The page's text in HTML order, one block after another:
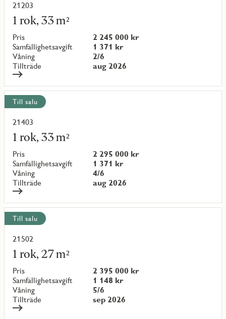
21203
1 rok, 33 m²
Pris
2 245 000 kr
Samfällighetsavgift
1 371 kr
Våning
2/6
Tillträde
aug 2026
Läs
mer
om
objekt
{objectNumber}
Till salu
21403
1 rok, 33 m²
Pris
2 295 000 kr
Samfällighetsavgift
1 371 kr
Våning
4/6
Tillträde
aug 2026
Läs
mer
om
objekt
{objectNumber}
Till salu
21502
1 rok, 27 m²
Pris
2 395 000 kr
Samfällighetsavgift
1 148 kr
Våning
5/6
Tillträde
sep 2026
Läs
mer
om
objekt
{objectNumber}